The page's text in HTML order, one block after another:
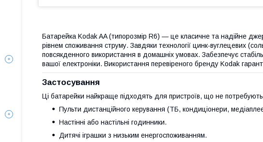
Батарейка Kodak AA (типорозмір R6) — це класичне та надійне
рівнем споживання струму. Завдяки технології цинк-вуглецевих
повсякденного використання в домашніх умовах. Забезпечує
вашої електроніки. Використання перевіреного бренду Kodak
Застосування
Ці батарейки найкраще підходять для пристроїв, що не потребують
Пульти дистанційного керування (ТБ, кондиціонери,
Настінні або настільні годинники.
Дитячі іграшки з низьким енергоспоживанням.